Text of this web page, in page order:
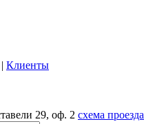
| Клиенты
29, оф. 2 схема проезда